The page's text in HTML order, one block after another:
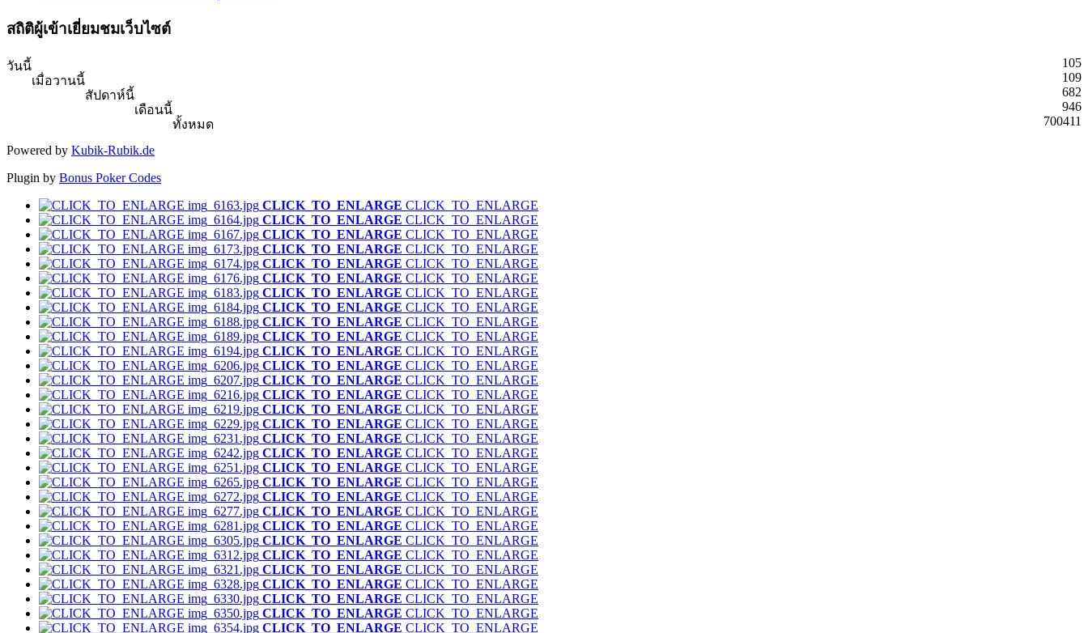
สถิติผู้เข้าเยี่ยมชมเว็บไซต์
วันนี้
105
เมื่อวานนี้
109
สัปดาห์นี้
682
เดือนนี้
946
ทั้งหมด
700411
Powered by Kubik-Rubik.de
Plugin by Bonus Poker Codes
CLICK_TO_ENLARGE CLICK_TO_ENLARGE
CLICK_TO_ENLARGE CLICK_TO_ENLARGE
CLICK_TO_ENLARGE CLICK_TO_ENLARGE
CLICK_TO_ENLARGE CLICK_TO_ENLARGE
CLICK_TO_ENLARGE CLICK_TO_ENLARGE
CLICK_TO_ENLARGE CLICK_TO_ENLARGE
CLICK_TO_ENLARGE CLICK_TO_ENLARGE
CLICK_TO_ENLARGE CLICK_TO_ENLARGE
CLICK_TO_ENLARGE CLICK_TO_ENLARGE
CLICK_TO_ENLARGE CLICK_TO_ENLARGE
CLICK_TO_ENLARGE CLICK_TO_ENLARGE
CLICK_TO_ENLARGE CLICK_TO_ENLARGE
CLICK_TO_ENLARGE CLICK_TO_ENLARGE
CLICK_TO_ENLARGE CLICK_TO_ENLARGE
CLICK_TO_ENLARGE CLICK_TO_ENLARGE
CLICK_TO_ENLARGE CLICK_TO_ENLARGE
CLICK_TO_ENLARGE CLICK_TO_ENLARGE
CLICK_TO_ENLARGE CLICK_TO_ENLARGE
CLICK_TO_ENLARGE CLICK_TO_ENLARGE
CLICK_TO_ENLARGE CLICK_TO_ENLARGE
CLICK_TO_ENLARGE CLICK_TO_ENLARGE
CLICK_TO_ENLARGE CLICK_TO_ENLARGE
CLICK_TO_ENLARGE CLICK_TO_ENLARGE
CLICK_TO_ENLARGE CLICK_TO_ENLARGE
CLICK_TO_ENLARGE CLICK_TO_ENLARGE
CLICK_TO_ENLARGE CLICK_TO_ENLARGE
CLICK_TO_ENLARGE CLICK_TO_ENLARGE
CLICK_TO_ENLARGE CLICK_TO_ENLARGE
CLICK_TO_ENLARGE CLICK_TO_ENLARGE
CLICK_TO_ENLARGE CLICK_TO_ENLARGE